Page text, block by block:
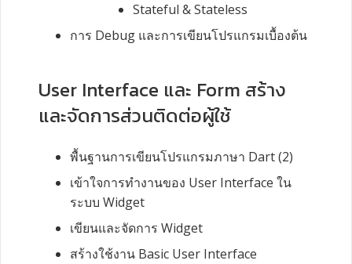
Stateful & Stateless
การ Debug และการเขียนโปรแกรมเบื้องต้น
User Interface และ Form สร้าง
และจัดการส่วนติดต่อผู้ใช้
พื้นฐานการเขียนโปรแกรมภาษา Dart (2)
เข้าใจการทำงานของ User Interface ใน
ระบบ Widget
เขียนและจัดการ Widget
สร้างใช้งาน Basic User Interface